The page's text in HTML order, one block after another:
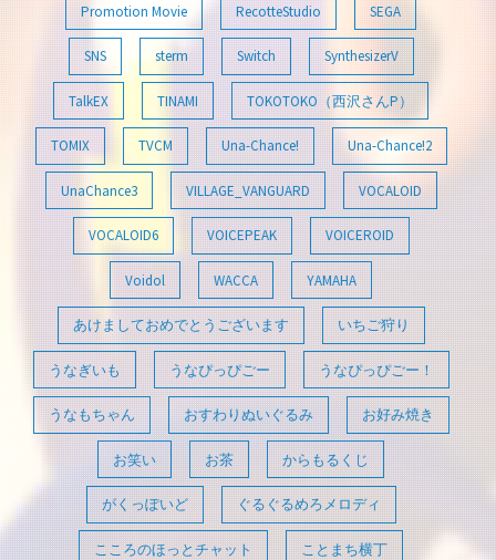
Promotion Movie RecotteStudio SEGA
SNS sterm Switch SynthesizerV
TalkEX TINAMI TOKOTOKO（西沢さんP）
TOMIX TVCM Una-Chance! Una-Chance!2
UnaChance3 VILLAGE_VANGUARD VOCALOID
VOCALOID6 VOICEPEAK VOICEROID
Voidol WACCA YAMAHA
あけましておめでとうございます いちご狩り
うなぎいも うなぴっぴごー うなぴっぴごー！
うなもちゃん おすわりぬいぐるみ お好み焼き
お笑い お茶 からもるくじ
がくっぽいど ぐるぐるめろメロディ
こころのほっとチャット ことまち横丁